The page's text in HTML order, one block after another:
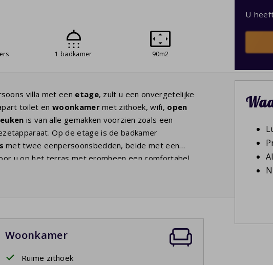
1 badkamer 90m2
villa met een etage, zult u een onvergetelijke
toilet en woonkamermet zithoek, wifi, open
is van alle gemakken voorzien zoals een
Op de etage is de badkamer
met twee eenpersoonsbedden, beide met een
u op het terras met eromheen een comfortabel
Woonkamer
Ruime zithoek
U